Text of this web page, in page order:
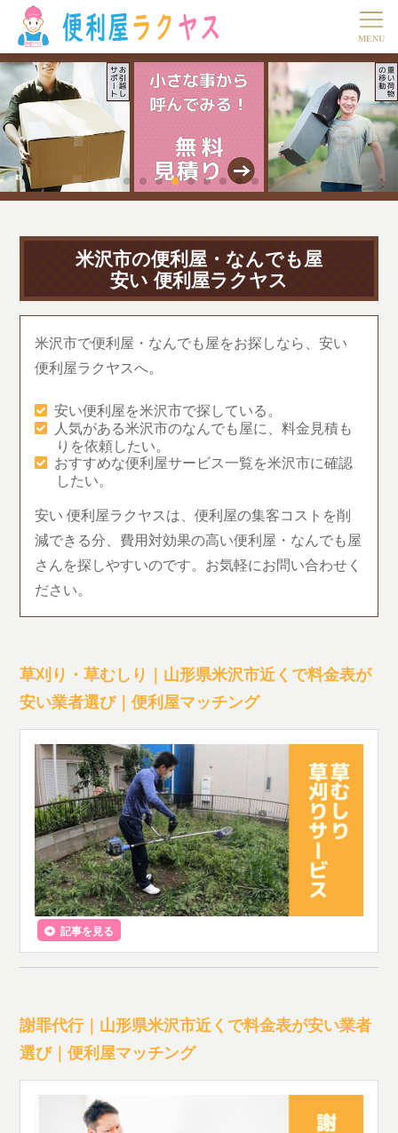
米沢市の便利屋・なんでも屋
安い 便利屋ラクヤス
米沢市で便利屋・なんでも屋をお探しなら、安い
便利屋ラクヤスへ。
安い便利屋を米沢市で探している。
人気がある米沢市のなんでも屋に、料金見積も
りを依頼したい。
おすすめな便利屋サービス一覧を米沢市に確認
したい。
安い 便利屋ラクヤスは、便利屋の集客コストを削
減できる分、費用対効果の高い便利屋・なんでも屋
さんを探しやすいのです。お気軽にお問い合わせく
ださい。
草刈り・草むしり｜山形県米沢市近くで料金表が
安い業者選び｜便利屋マッチング
記事を見る
謝罪代行｜山形県米沢市近くで料金表が安い業者
選び｜便利屋マッチング